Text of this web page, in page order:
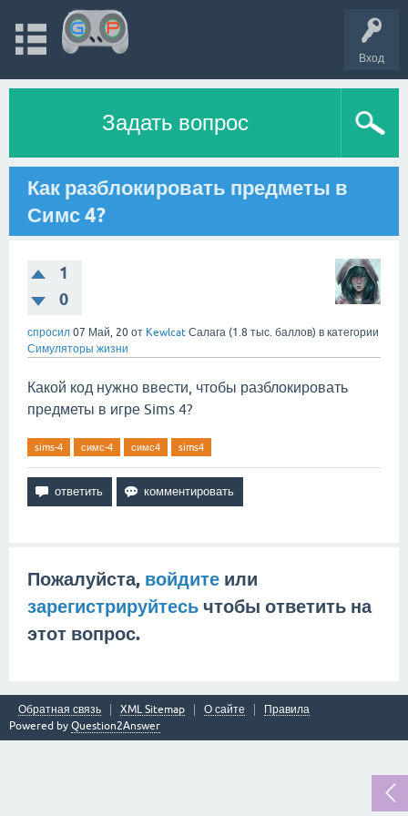
Вход
Задать вопрос
Как разблокировать предметы в
Симс 4?
1
0
спросил 07 Май, 20 от Kewlcat Салага (1.8 тыс. баллов) в категории
Симуляторы жизни
Какой код нужно ввести, чтобы разблокировать
предметы в игре Sims 4?
sims-4 симс-4 симс4 sims4
Пожалуйста, войдите или
зарегистрируйтесь чтобы ответить на
этот вопрос.
Обратная связь XML Sitemap О сайте
Правила
Powered by Question2Answer